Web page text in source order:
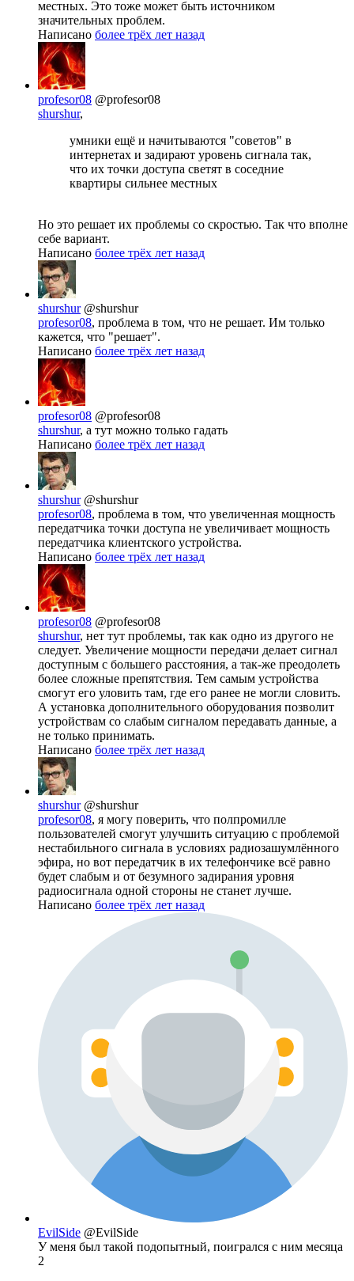
местных. Это тоже может быть источником
значительных проблем.
Написано более трёх лет назад
profesor08 @profesor08
shurshur,
умники ещё и начитываются "советов" в
интернетах и задирают уровень сигнала так,
что их точки доступа светят в соседние
квартиры сильнее местных
Но это решает их проблемы со скростью. Так что вполне
себе вариант.
Написано более трёх лет назад
shurshur @shurshur
profesor08, проблема в том, что не решает. Им только
кажется, что "решает".
Написано более трёх лет назад
profesor08 @profesor08
shurshur, а тут можно только гадать
Написано более трёх лет назад
shurshur @shurshur
profesor08, проблема в том, что увеличенная мощность
передатчика точки доступа не увеличивает мощность
передатчика клиентского устройства.
Написано более трёх лет назад
profesor08 @profesor08
shurshur, нет тут проблемы, так как одно из другого не
следует. Увеличение мощности передачи делает сигнал
доступным с большего расстояния, а так-же преодолеть
более сложные препятствия. Тем самым устройства
смогут его уловить там, где его ранее не могли словить.
А установка дополнительного оборудования позволит
устройствам со слабым сигналом передавать данные, а
не только принимать.
Написано более трёх лет назад
shurshur @shurshur
profesor08, я могу поверить, что полпромилле
пользователей смогут улучшить ситуацию с проблемой
нестабильного сигнала в условиях радиозашумлённого
эфира, но вот передатчик в их телефончике всё равно
будет слабым и от безумного задирания уровня
радиосигнала одной стороны не станет лучше.
Написано более трёх лет назад
EvilSide @EvilSide
У меня был такой подопытный, поигрался с ним месяца
2